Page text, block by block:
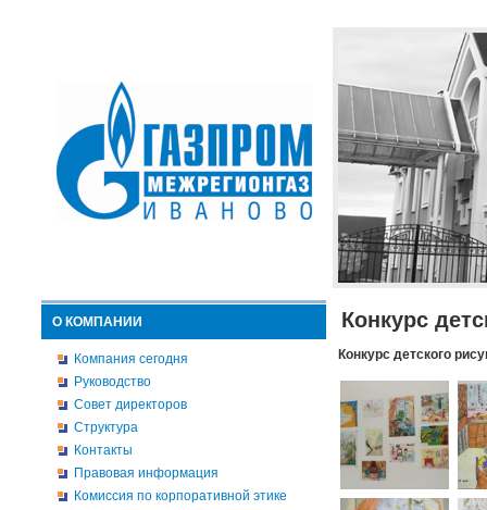
О КОМПАНИИ
Компания сегодня
Руководство
Совет директоров
Структура
Контакты
Правовая информация
Комиссия по корпоративной этике
Конкурс
Конкурс детского